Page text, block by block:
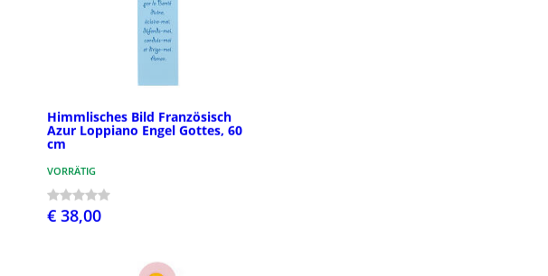
Himmlisches Bild Französisch
Azur Loppiano Engel Gottes, 60
cm
VORRÄTIG
€ 38,00